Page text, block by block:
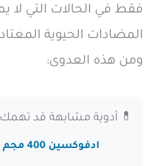
فقط في الحالات التي لا
المضادات الحيوية
ومن هذه العدوى:
💊 أدوية مشابهة قد تهمك
ادفوكسين 400 مجم اقراص Advoxin tablets